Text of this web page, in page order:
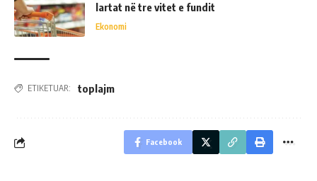
lartat në tre vitet e fundit
Ekonomi
ETIKETUAR: toplajm
Facebook